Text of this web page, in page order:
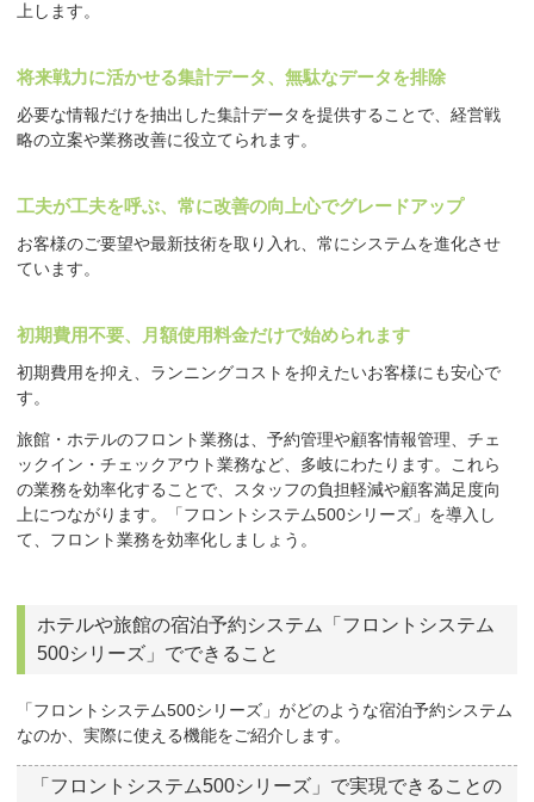
上します。
将来戦力に活かせる集計データ、無駄なデータを排除
必要な情報だけを抽出した集計データを提供することで、経営戦
略の立案や業務改善に役立てられます。
工夫が工夫を呼ぶ、常に改善の向上心でグレードアップ
お客様のご要望や最新技術を取り入れ、常にシステムを進化させ
ています。
初期費用不要、月額使用料金だけで始められます
初期費用を抑え、ランニングコストを抑えたいお客様にも安心で
す。
旅館・ホテルのフロント業務は、予約管理や顧客情報管理、チェ
ックイン・チェックアウト業務など、多岐にわたります。これら
の業務を効率化することで、スタッフの負担軽減や顧客満足度向
上につながります。「フロントシステム500シリーズ」を導入し
て、フロント業務を効率化しましょう。
ホテルや旅館の宿泊予約システム「フロントシステム
500シリーズ」でできること
「フロントシステム500シリーズ」がどのような宿泊予約システム
なのか、実際に使える機能をご紹介します。
「フロントシステム500シリーズ」で実現できることの